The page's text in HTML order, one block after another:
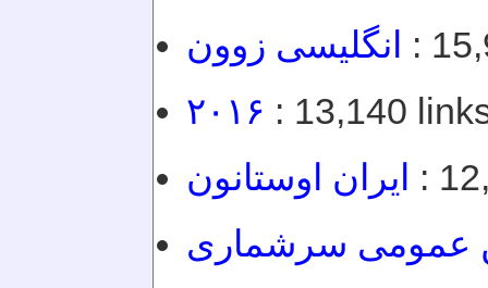
انگلیسی زوون :
۲۰۱۶ : 13,140
ایران اوستانون :
عمومی سرشماری